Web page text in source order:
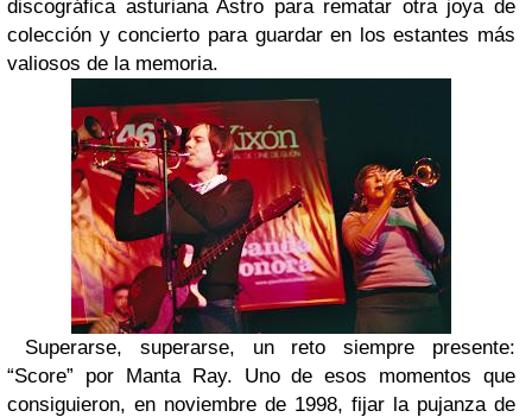
discográfica asturiana Astro para rematar otra joya de
colección y concierto para guardar en los estantes más
valiosos de la memoria.
Superarse, superarse, un reto siempre presente:
“Score” por Manta Ray. Uno de esos momentos que
consiguieron, en noviembre de 1998, fijar la pujanza de